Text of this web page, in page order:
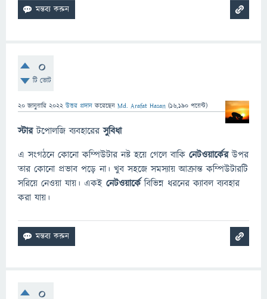
0
টি ভোট
20 জানুয়ারি 2022 উত্তর প্রদান করেছেন Md. Arafat Hasan (16,190 পয়েন্ট)
স্টারটপোলজি ব্যবহারেরসুবিধা
এ সংগঠনে কোনো কম্পিউটার নষ্ট হয়ে গেলে বাকি নেটওয়ার্কেরউপর
তার কোনো প্রভাব পড়ে না। খুব সহজে সমস্যায় আক্রান্ত কম্পিউটারটি
সরিয়ে নেওয়া যায়। একই নেটওয়ার্কেবিভিন্ন ধরনের ক্যাবল ব্যবহার
করা যায়।
0